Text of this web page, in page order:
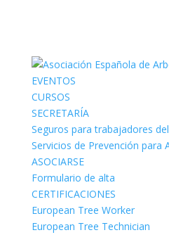
EVENTOS
CURSOS
SECRETARÍA
Seguros para trabajadores
Servicios de Prevención para
ASOCIARSE
Formulario de alta
CERTIFICACIONES
European Tree Worker
European Tree Technician